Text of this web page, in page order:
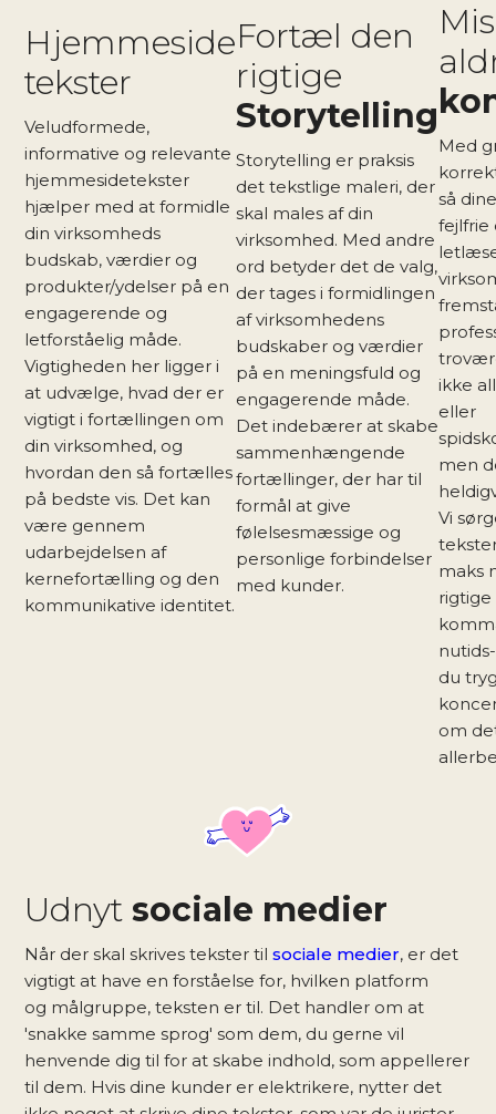
Hjemmeside
tekster
Veludformede,
informative og relevante
hjemmesidetekster
hjælper med at formidle
din virksomheds
budskab, værdier og
produkter/ydelser på en
engagerende og
letforståelig måde.
Vigtigheden her ligger i
at udvælge, hvad der er
vigtigt i fortællingen om
din virksomhed, og
hvordan den så fortælles
på bedste vis. Det kan
være gennem
udarbejdelsen af
kernefortælling og den
kommunikative identitet.
Fortæl den
rigtige
Storytelling
Storytelling er praksis
det tekstlige maleri, der
skal males af din
virksomhed. Med andre
ord betyder det de valg,
der tages i formidlingen
af virksomhedens
budskaber og værdier
på en meningsfuld og
engagerende måde.
Det indebærer at skabe
sammenhængende
fortællinger, der har til
formål at give
følelsesmæssige og
personlige forbindelser
med kunder.
Mis
Med
så
fejlfrie
ikke
eller
men
Vi
maks
rigtige
du
om
Udnytsociale medier
Når der skal skrives tekster tilsociale medier, er det
vigtigt at have en forståelse for, hvilken platform
og målgruppe, teksten er til. Det handler om at
'snakke samme sprog' som dem, du gerne vil
henvende dig til for at skabe indhold, som appellerer
til dem. Hvis dine kunder er elektrikere, nytter det